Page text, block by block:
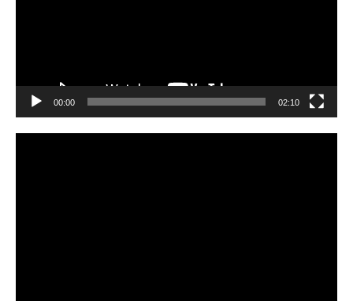
00:00 02:10